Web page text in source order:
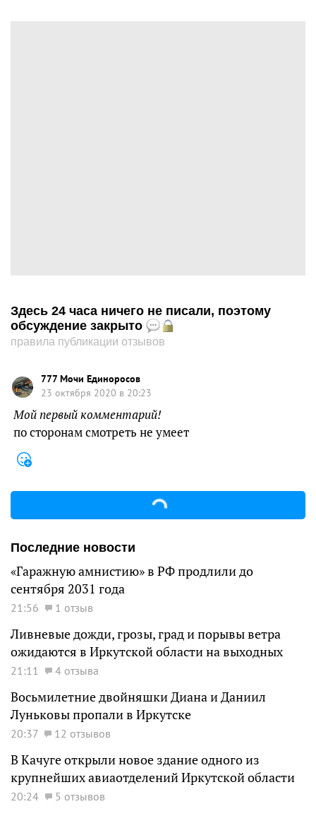
Здесь 24 часа ничего не писали, поэтому
обсуждение закрыто
правила публикации отзывов
777 Мочи Единоросов
23 октября 2020 в 20:23
Мой первый комментарий!
по сторонам смотреть не умеет
Последние новости
«Гаражную амнистию» в РФ продлили до
сентября 2031 года
21:56 1 отзыв
Ливневые дожди, грозы, град и порывы ветра
ожидаются в Иркутской области на выходных
21:11 4 отзыва
Восьмилетние двойняшки Диана и Даниил
Луньковы пропали в Иркутске
20:37 12 отзывов
В Качуге открыли новое здание одного из
крупнейших авиаотделений Иркутской области
20:24 5 отзывов